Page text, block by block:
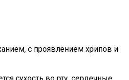
с проявлением хрипов и